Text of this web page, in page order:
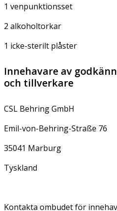
1 venpunktionsset
2 alkoholtorkar
1 icke-sterilt plåster
Innehavare av
och tillverkare
CSL Behring GmbH
Emil-von-Behring-Straße 76
35041 Marburg
Tyskland
Kontakta ombudet för